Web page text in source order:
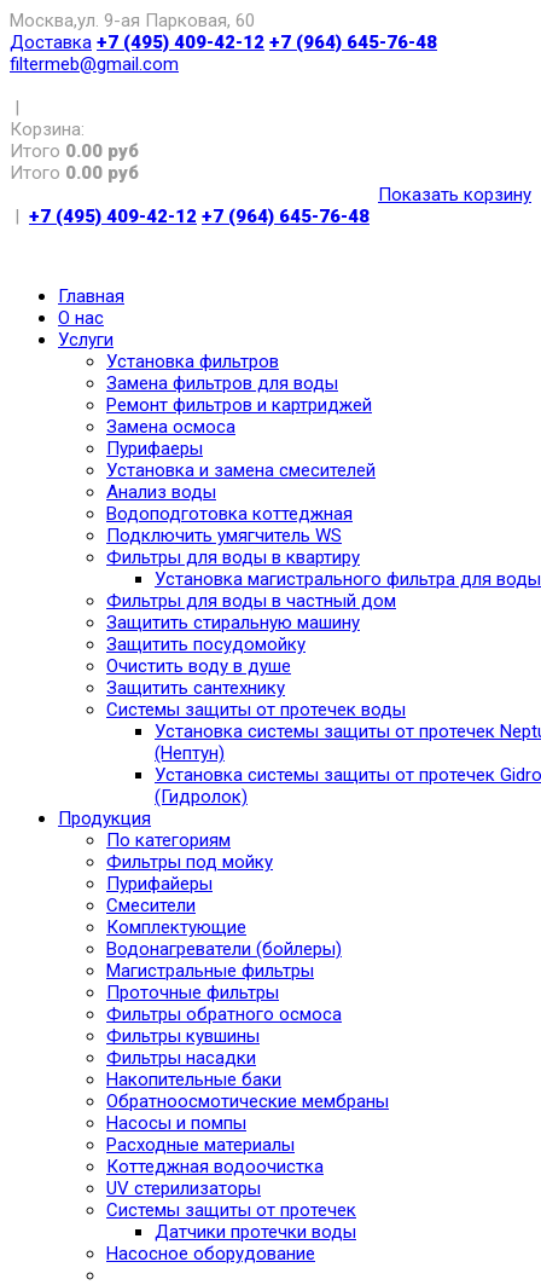
Москва,ул. 9-ая Парковая, 60
Доставка +7 (495) 409-42-12 +7 (964) 645-76-48
filtermeb@gmail.com
|
Корзина:
Итого 0.00 руб
Итого 0.00 руб
Показать корзину
| +7 (495) 409-42-12 +7 (964) 645-76-48
Главная
О нас
Услуги
Установка фильтров
Замена фильтров для воды
Ремонт фильтров и картриджей
Замена осмоса
Пурифаеры
Установка и замена смесителей
Анализ воды
Водоподготовка коттеджная
Подключить умягчитель WS
Фильтры для воды в квартиру
Установка магистрального фильтра для воды
Фильтры для воды в частный дом
Защитить стиральную машину
Защитить посудомойку
Очистить воду в душе
Защитить сантехнику
Системы защиты от протечек воды
Установка системы защиты от протечек
(Нептун)
Установка системы защиты от протечек
(Гидролок)
Продукция
По категориям
Фильтры под мойку
Пурифайеры
Смесители
Комплектующие
Водонагреватели (бойлеры)
Магистральные фильтры
Проточные фильтры
Фильтры обратного осмоса
Фильтры кувшины
Фильтры насадки
Накопительные баки
Обратноосмотические мембраны
Насосы и помпы
Расходные материалы
Коттеджная водоочистка
UV стерилизаторы
Системы защиты от протечек
Датчики протечки воды
Насосное оборудование